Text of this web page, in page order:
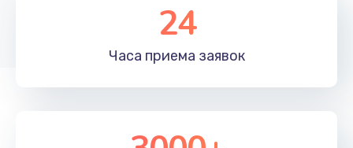
24
Часа приема заявок